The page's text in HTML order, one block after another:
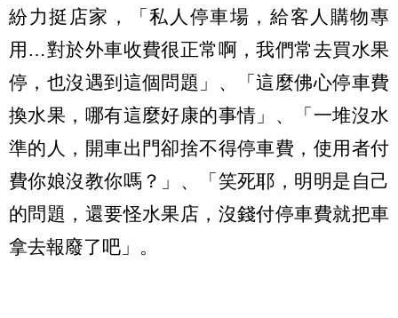
紛力挺店家，「私人停車場，給客人購物專
用…對於外車收費很正常啊，我們常去買水果
停，也沒遇到這個問題」、「這麼佛心停車費
換水果，哪有這麼好康的事情」、「一堆沒水
準的人，開車出門卻捨不得停車費，使用者付
費你娘沒教你嗎？」、「笑死耶，明明是自己
的問題，還要怪水果店，沒錢付停車費就把車
拿去報廢了吧」。